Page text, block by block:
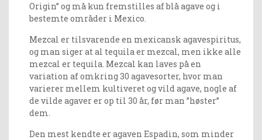
Origin” og må kun fremstilles af blå agave og i
bestemte områder i Mexico.
Mezcal er tilsvarende en mexicansk agavespiritus,
og man siger at al tequila er mezcal, men ikke alle
mezcal er tequila. Mezcal kan laves på en
variation af omkring 30 agavesorter, hvor man
varierer mellem kultiveret og vild agave, nogle af
de vilde agaver er op til 30 år, før man ”høster”
dem.
Den mest kendte er agaven Espadin, som minder